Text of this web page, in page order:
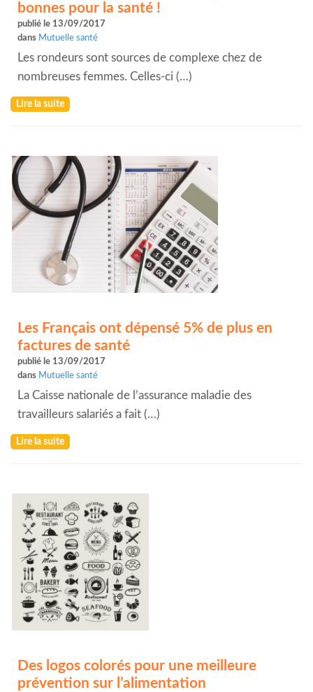
bonnes pour la santé !
publié le 13/09/2017
dans Mutuelle santé
Les rondeurs sont sources de complexe chez de
nombreuses femmes. Celles-ci (…)
Lire la suite
Les Français ont dépensé 5% de plus en
factures de santé
publié le 13/09/2017
dans Mutuelle santé
La Caisse nationale de l’assurance maladie des
travailleurs salariés a fait (…)
Lire la suite
Des logos colorés pour une meilleure
prévention sur l’alimentation